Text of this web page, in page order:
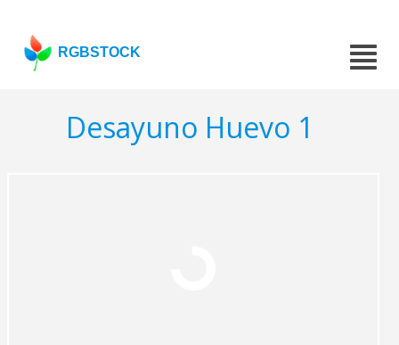
RGBSTOCK
Desayuno Huevo 1